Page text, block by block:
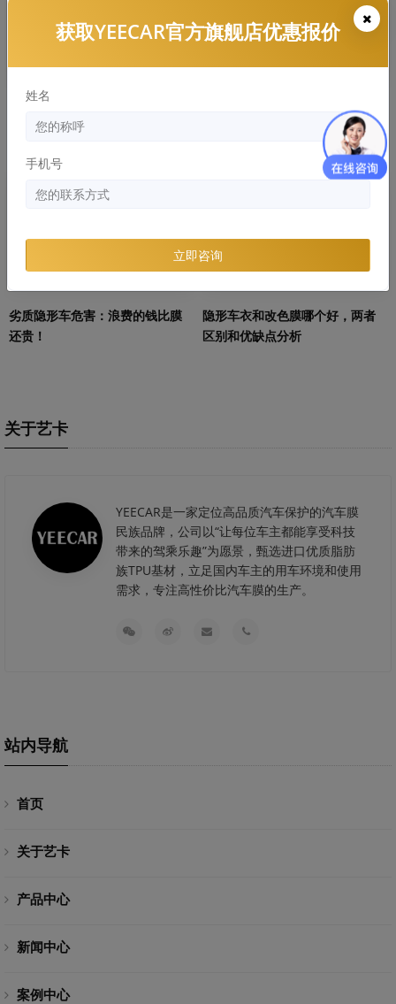
隐形车衣常见的材质有哪些，哪
个好？
YEECAR：隐形车衣多久发黄，有
知识库
劣质隐形车危害：浪费的钱比膜
还贵！
隐形车衣和改色膜哪个好，两者
区别和优缺点分析
关于艺卡
YEECAR是一家定位高品质汽车保护的汽车膜
民族品牌，公司以“让每位车主都能享受科技
带来的驾乘乐趣”为愿景，甄选进口优质脂肪
族TPU基材，立足国内车主的用车环境和使用
需求，专注高性价比汽车膜的生产。
站内导航
首页
关于艺卡
产品中心
新闻中心
案例中心
获取YEECAR官方旗舰店优惠报价
姓名
手机号
立即咨询